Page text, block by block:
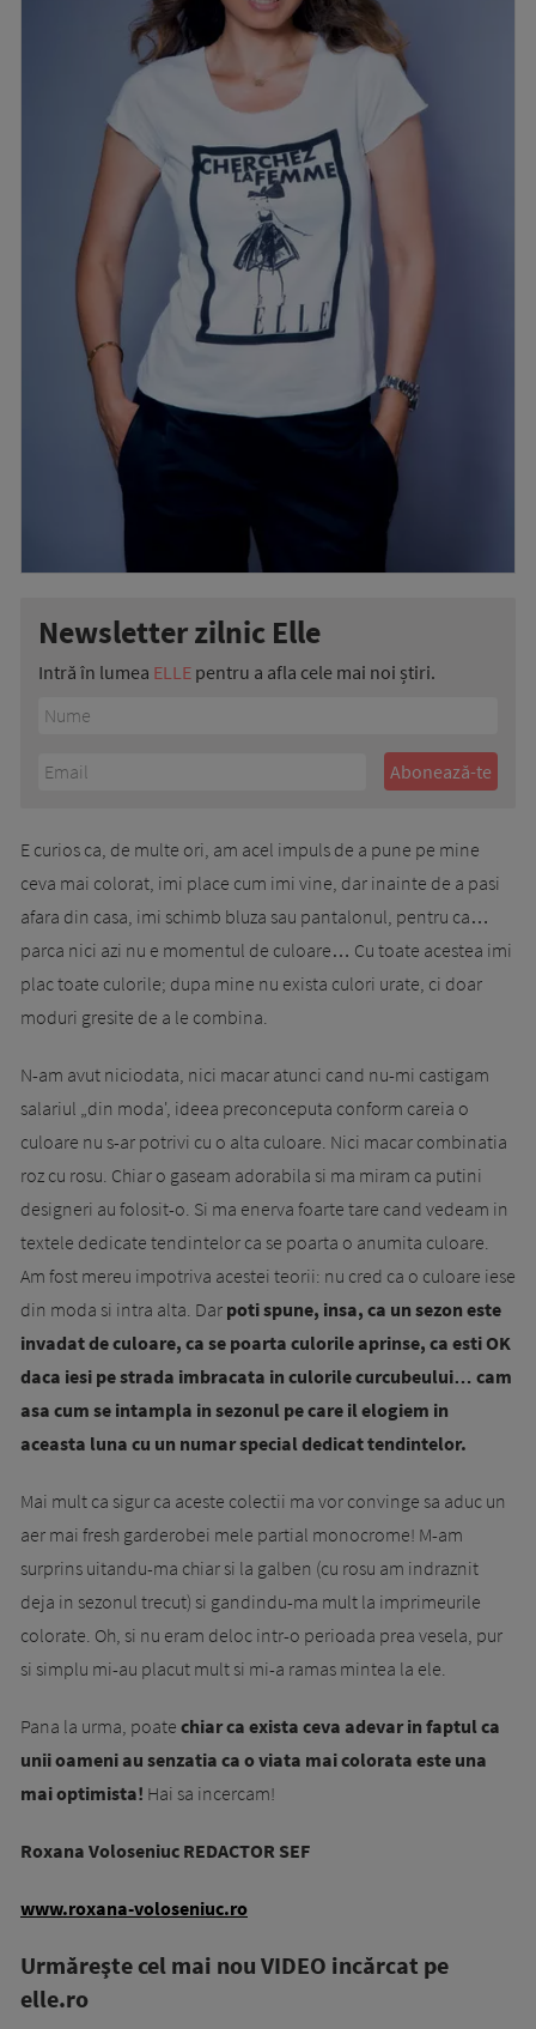
Newsletter zilnic Elle
Intră în lumea ELLE pentru a afla cele mai noi știri.
E curios ca, de multe ori, am acel impuls de a pune pe mine
ceva mai colorat, imi place cum imi vine, dar inainte de a pasi
afara din casa, imi schimb bluza sau pantalonul, pentru ca…
parca nici azi nu e momentul de culoare… Cu toate acestea imi
plac toate culorile; dupa mine nu exista culori urate, ci doar
moduri gresite de a le combina.
N-am avut niciodata, nici macar atunci cand nu-mi castigam
salariul „din moda', ideea preconceputa conform careia o
culoare nu s-ar potrivi cu o alta culoare. Nici macar combinatia
roz cu rosu. Chiar o gaseam adorabila si ma miram ca putini
designeri au folosit-o. Si ma enerva foarte tare cand vedeam in
textele dedicate tendintelor ca se poarta o anumita culoare.
Am fost mereu impotriva acestei teorii: nu cred ca o culoare iese
din moda si intra alta. Dar poti spune, insa, ca un sezon este
invadat de culoare, ca se poarta culorile aprinse, ca esti OK
daca iesi pe strada imbracata in culorile curcubeului… cam
asa cum se intampla in sezonul pe care il elogiem in
aceasta luna cu un numar special dedicat tendintelor.
Mai mult ca sigur ca aceste colectii ma vor convinge sa aduc un
aer mai fresh garderobei mele partial monocrome! M-am
surprins uitandu-ma chiar si la galben (cu rosu am indraznit
deja in sezonul trecut) si gandindu-ma mult la imprimeurile
colorate. Oh, si nu eram deloc intr-o perioada prea vesela, pur
si simplu mi-au placut mult si mi-a ramas mintea la ele.
Pana la urma, poate chiar ca exista ceva adevar in faptul ca
unii oameni au senzatia ca o viata mai colorata este una
mai optimista! Hai sa incercam!
Roxana Voloseniuc REDACTOR SEF
www.roxana-voloseniuc.ro
Urmăreşte cel mai nou VIDEO incărcat pe
elle.ro